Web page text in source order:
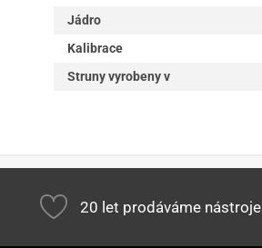
Jádro
Kalibrace
Struny vyrobeny v
20 let prodáváme nástroje